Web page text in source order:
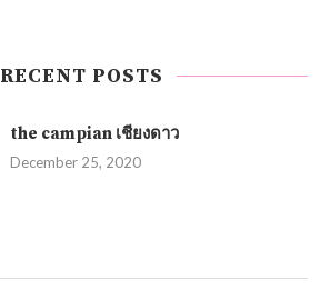
RECENT POSTS
the campian เชียงดาว
December 25, 2020